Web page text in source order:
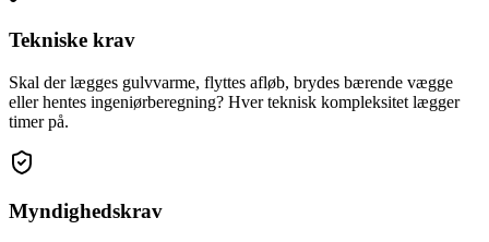
Tekniske krav
Skal der lægges gulvvarme, flyttes afløb, brydes bærende vægge
eller hentes ingeniørberegning? Hver teknisk kompleksitet lægger
timer på.
Myndighedskrav